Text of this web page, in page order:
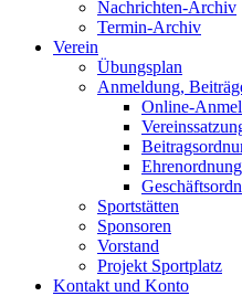
Nachrichten-Archiv
Termin-Archiv
Verein
Übungsplan
Anmeldung,
Online-
Ehrenordnung
Sportstätten
Sponsoren
Vorstand
Projekt Sportplatz
Kontakt und Konto